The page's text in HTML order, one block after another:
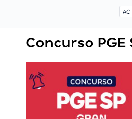
AC
Concurso PGE